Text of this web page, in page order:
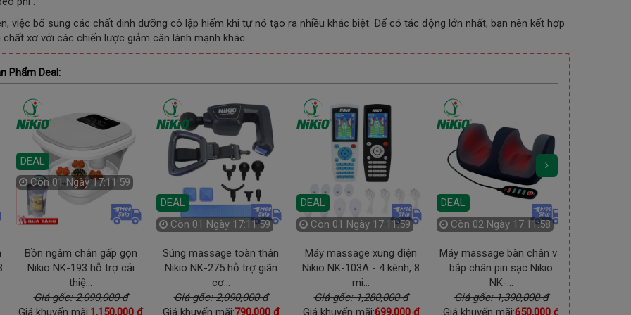
việc bổ sung các chất dinh dưỡng cô lập hiếm khi tự nó tạo ra nhiều khác biệt. Để có tác động lớn nhất, bạn nên kết hợp
chất xơ với các chiến lược giảm cân lành mạnh khác.
Phẩm Deal:
DEAL
Còn 01 Ngày 17:11:57
Bồn ngâm chân gấp gọn
Nikio NK-193 hỗ trợ cải
thiệ...
Giá gốc: 2,090,000 đ
Giá khuyến mãi:1,150,000 đ
DEAL
Còn 01 Ngày 17:11:57
Súng massage toàn thân
Nikio NK-275 hỗ trợ giãn
cơ...
Giá gốc: 2,090,000 đ
Giá khuyến mãi:790,000 đ
DEAL
Còn 01 Ngày 17:11:57
Máy massage xung điện
Nikio NK-103A - 4 kênh, 8
mi...
Giá gốc: 1,280,000 đ
Giá khuyến mãi:699,000 đ
DEAL
Còn 02 Ngày 17:11:56
Máy massage bàn chân và
bắp chân pin sạc Nikio
NK-...
Giá gốc: 1,390,000 đ
Giá khuyến mãi:650,000 đ